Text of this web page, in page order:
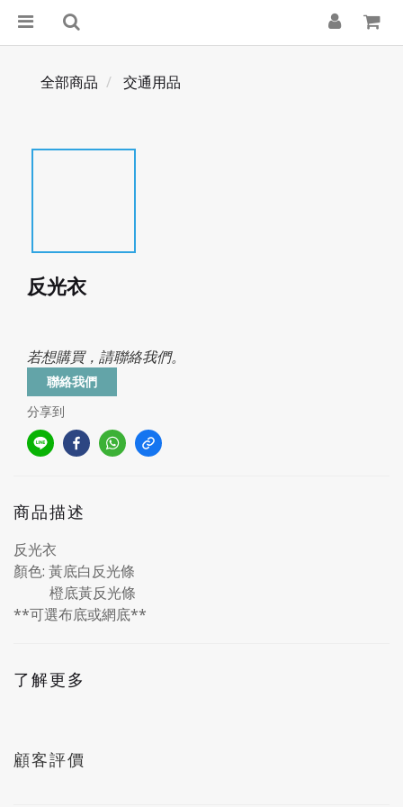
全部商品 交通用品
反光衣
若想購買，請聯絡我們。
聯絡我們
分享到
商品描述
反光衣
顏色: 黃底白反光條
橙底黃反光條
**可選布底或網底**
了解更多
顧客評價